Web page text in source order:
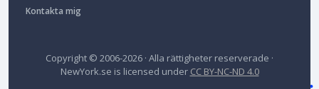
Kontakta mig
Copyright © 2006-2026 · Alla rättigheter reserverade ·
NewYork.se is licensed under CC BY-NC-ND 4.0